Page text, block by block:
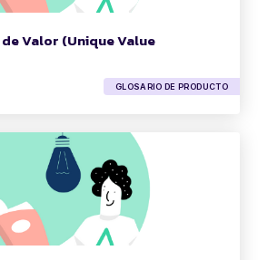
Valor (Unique Value
GLOSARIO DE PRODUCTO